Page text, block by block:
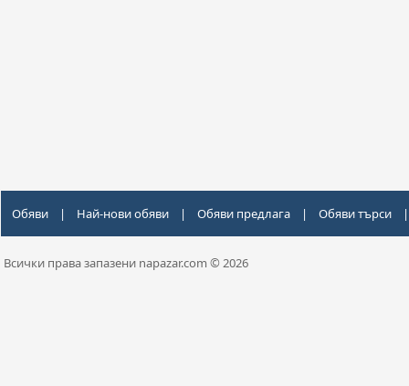
Обяви | Най-нови обяви | Обяви предлага | Обяви търси |
Всички права запазени napazar.com © 2026